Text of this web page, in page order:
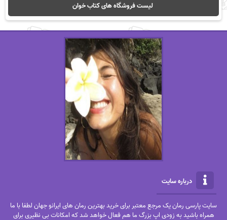
لیست فروشگاه های کتاب خوان
درباره سایت
سایت پارسی رمان یک مرجع معتبر برای خرید بهترین رمان های ایرانو جهان لطفا با ما
همراه باشید به زودی اپ بزرگ ما هم فعال خواهد شد که امکانات بی نظیری برای